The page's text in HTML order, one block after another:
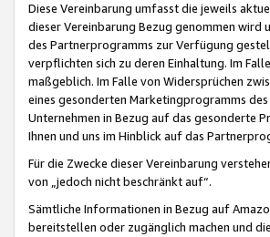
Diese Vereinbarung umfasst die jeweils
dieser Vereinbarung Bezug genommen wird
des Partnerprogramms zur Verfügung
verpflichten sich zu deren Einhaltung. Im
maßgeblich. Im Falle von Widersprüchen
eines gesonderten Marketingprogramms
Unternehmen in Bezug auf das gesonderte
Ihnen und uns im Hinblick auf das
Für die Zwecke dieser Vereinbarung
von „jedoch nicht beschränkt auf“.
Sämtliche Informationen in Bezug auf
bereitstellen oder zugänglich machen und